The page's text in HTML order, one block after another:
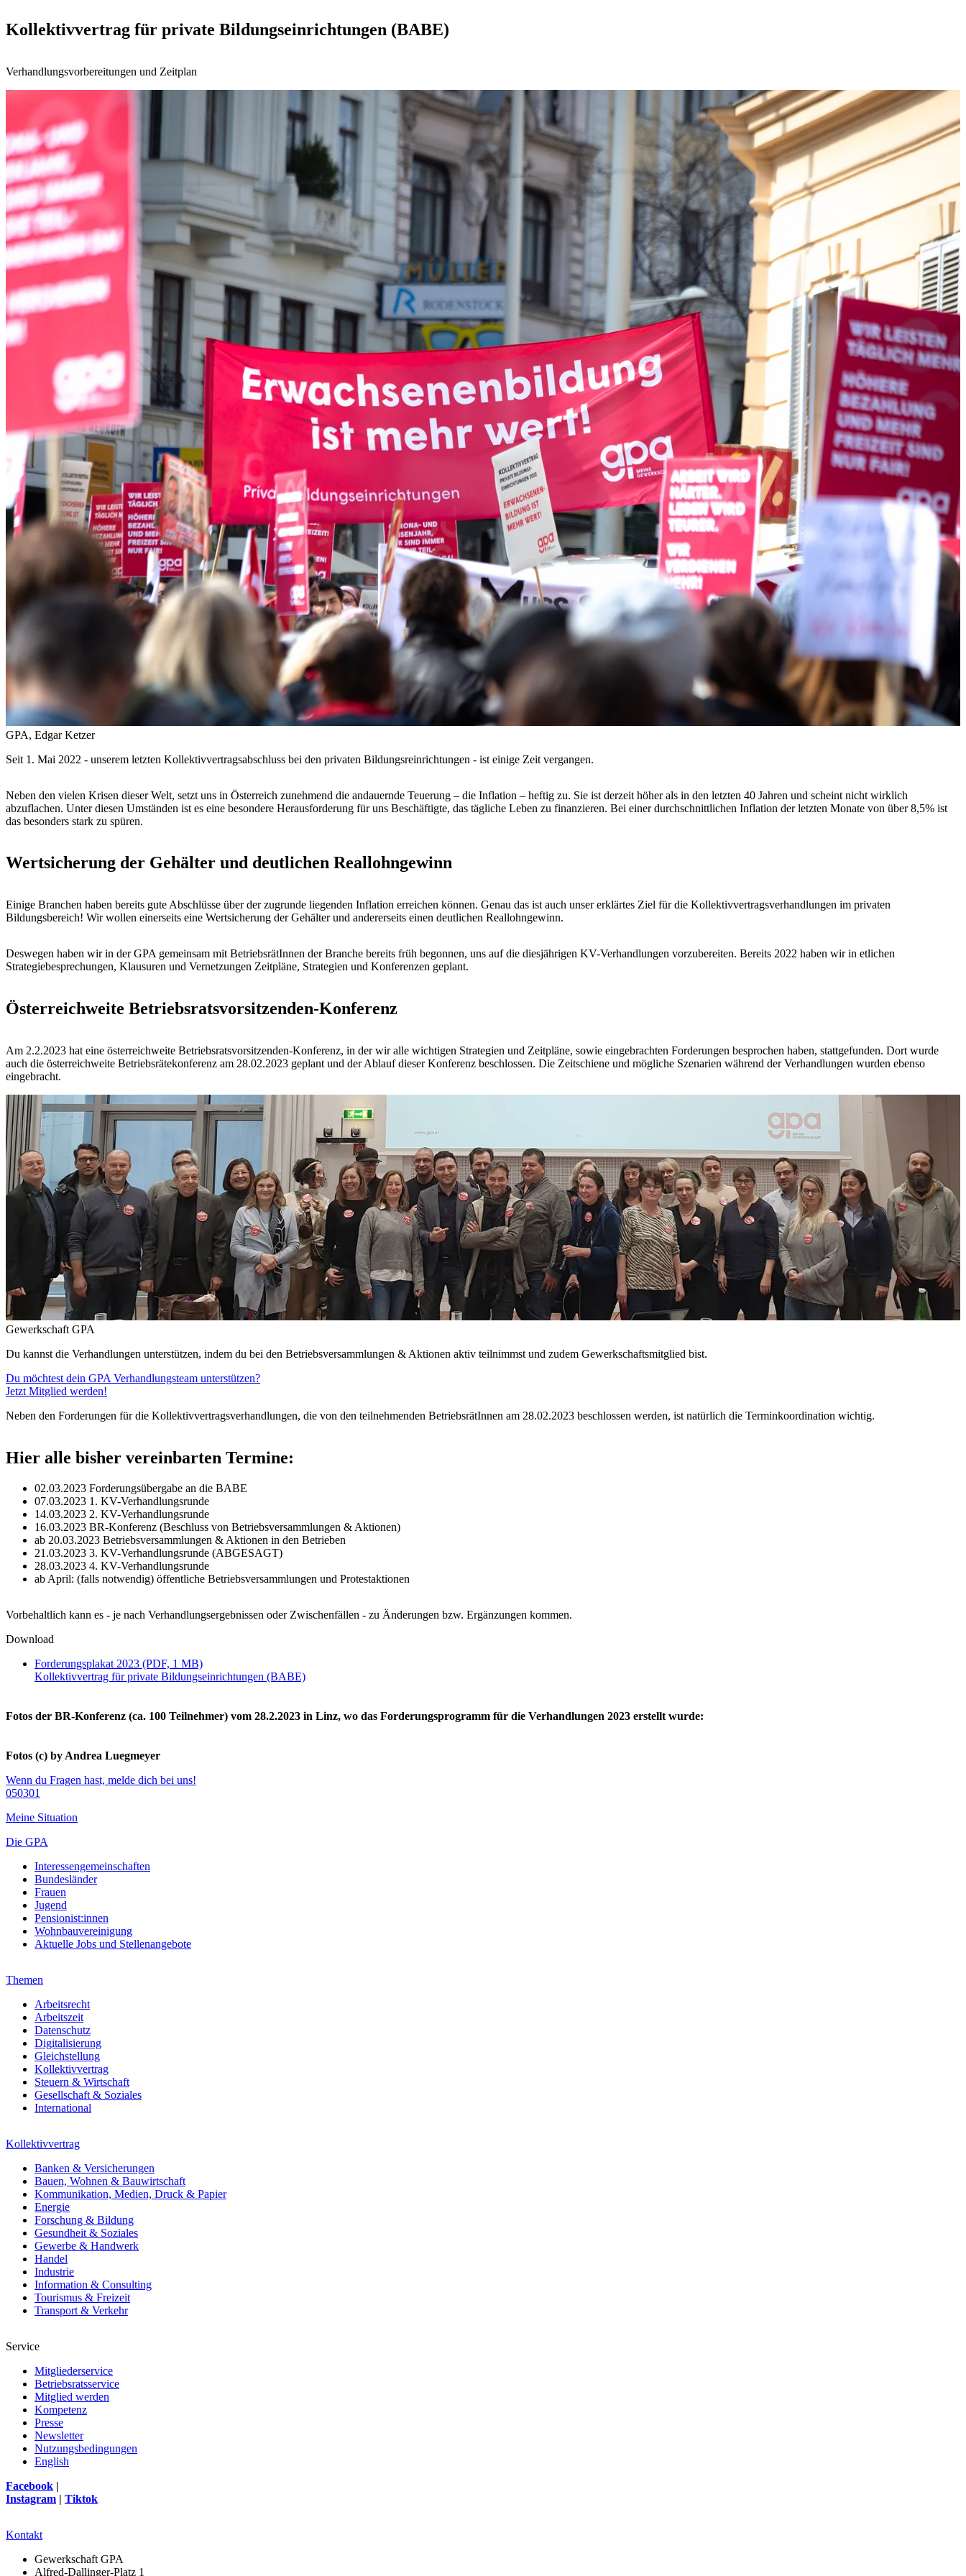
Kollektivvertrag für private Bildungseinrichtungen (BABE)
Verhandlungsvorbereitungen und Zeitplan
GPA, Edgar Ketzer
Seit 1. Mai 2022 - unserem letzten Kollektivvertragsabschluss bei den privaten Bildungsreinrichtungen - ist einige Zeit vergangen.
Neben den vielen Krisen dieser Welt, setzt uns in Österreich zunehmend die andauernde Teuerung – die Inflation – heftig zu. Sie ist derzeit höher als in den letzten 40 Jahren und scheint nicht wirklich
abzuflachen. Unter diesen Umständen ist es eine besondere Herausforderung für uns Beschäftigte, das tägliche Leben zu finanzieren. Bei einer durchschnittlichen Inflation der letzten Monate von über 8,5% ist
das besonders stark zu spüren.
Wertsicherung der Gehälter und deutlichen Reallohngewinn
Einige Branchen haben bereits gute Abschlüsse über der zugrunde liegenden Inflation erreichen können. Genau das ist auch unser erklärtes Ziel für die Kollektivvertragsverhandlungen im privaten
Bildungsbereich! Wir wollen einerseits eine Wertsicherung der Gehälter und andererseits einen deutlichen Reallohngewinn.
Deswegen haben wir in der GPA gemeinsam mit BetriebsrätInnen der Branche bereits früh begonnen, uns auf die diesjährigen KV-Verhandlungen vorzubereiten. Bereits 2022 haben wir in etlichen
Strategiebesprechungen, Klausuren und Vernetzungen Zeitpläne, Strategien und Konferenzen geplant.
Österreichweite Betriebsratsvorsitzenden-Konferenz
Am 2.2.2023 hat eine österreichweite Betriebsratsvorsitzenden-Konferenz, in der wir alle wichtigen Strategien und Zeitpläne, sowie eingebrachten Forderungen besprochen haben, stattgefunden. Dort wurde
auch die österreichweite Betriebsrätekonferenz am 28.02.2023 geplant und der Ablauf dieser Konferenz beschlossen. Die Zeitschiene und mögliche Szenarien während der Verhandlungen wurden ebenso
eingebracht.
Gewerkschaft GPA
Du kannst die Verhandlungen unterstützen, indem du bei den Betriebsversammlungen & Aktionen aktiv teilnimmst und zudem Gewerkschaftsmitglied bist.
Du möchtest dein GPA Verhandlungsteam unterstützen?
Jetzt Mitglied werden!
Neben den Forderungen für die Kollektivvertragsverhandlungen, die von den teilnehmenden BetriebsrätInnen am 28.02.2023 beschlossen werden, ist natürlich die Terminkoordination wichtig.
Hier alle bisher vereinbarten Termine:
02.03.2023 Forderungsübergabe an die BABE
07.03.2023 1. KV-Verhandlungsrunde
14.03.2023 2. KV-Verhandlungsrunde
16.03.2023 BR-Konferenz (Beschluss von Betriebsversammlungen & Aktionen)
ab 20.03.2023 Betriebsversammlungen & Aktionen in den Betrieben
21.03.2023 3. KV-Verhandlungsrunde (ABGESAGT)
28.03.2023 4. KV-Verhandlungsrunde
ab April: (falls notwendig) öffentliche Betriebsversammlungen und Protestaktionen
Vorbehaltlich kann es - je nach Verhandlungsergebnissen oder Zwischenfällen - zu Änderungen bzw. Ergänzungen kommen.
Download
Forderungsplakat 2023 (PDF, 1 MB)
Kollektivvertrag für private Bildungseinrichtungen (BABE)
Fotos der BR-Konferenz (ca. 100 Teilnehmer) vom 28.2.2023 in Linz, wo das Forderungsprogramm für die Verhandlungen 2023 erstellt wurde:
Fotos (c) by Andrea Luegmeyer
Wenn du Fragen hast, melde dich bei uns!
050301
Meine Situation
Die GPA
Interessengemeinschaften
Bundesländer
Frauen
Jugend
Pensionist:innen
Wohnbauvereinigung
Aktuelle Jobs und Stellenangebote
Themen
Arbeitsrecht
Arbeitszeit
Datenschutz
Digitalisierung
Gleichstellung
Kollektivvertrag
Steuern & Wirtschaft
Gesellschaft & Soziales
International
Kollektivvertrag
Banken & Versicherungen
Bauen, Wohnen & Bauwirtschaft
Kommunikation, Medien, Druck & Papier
Energie
Forschung & Bildung
Gesundheit & Soziales
Gewerbe & Handwerk
Handel
Industrie
Information & Consulting
Tourismus & Freizeit
Transport & Verkehr
Service
Mitgliederservice
Betriebsratsservice
Mitglied werden
Kompetenz
Presse
Newsletter
Nutzungsbedingungen
English
Facebook |
Instagram | Tiktok
Kontakt
Gewerkschaft GPA
Alfred-Dallinger-Platz 1